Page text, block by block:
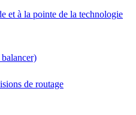
et à la pointe de la technologie
de routage